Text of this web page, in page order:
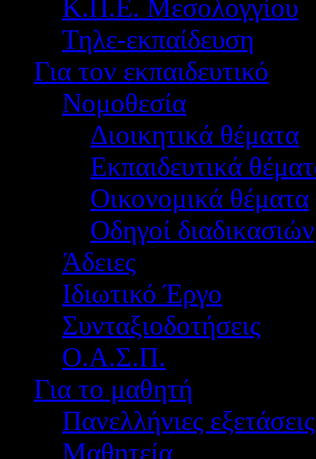
Κ.Π.Ε. Μεσολογγίου
Τηλε-εκπαίδευση
Για τον εκπαιδευτικό
Νομοθεσία
Διοικητικά θέματα
Εκπαιδευτικά
Οικονομικά θέματα
Οδηγοί διαδικασιών
Άδειες
Ιδιωτικό Έργο
Συνταξιοδοτήσεις
Ο.Α.Σ.Π.
Για το μαθητή
Πανελλήνιες εξετάσεις
Μαθητεία